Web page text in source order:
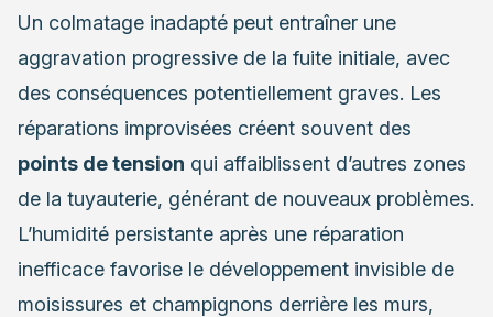
Un colmatage inadapté peut entraîner une
aggravation progressive de la fuite initiale, avec
des conséquences potentiellement graves. Les
réparations improvisées créent souvent des
points de tension qui affaiblissent d’autres zones
de la tuyauterie, générant de nouveaux problèmes.
L’humidité persistante après une réparation
inefficace favorise le développement invisible de
moisissures et champignons derrière les murs,